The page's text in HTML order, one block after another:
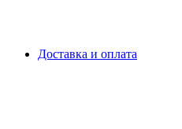
Доставка и оплата